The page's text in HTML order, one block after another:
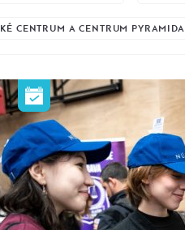
CENTRUM A CENTRUM PYRAMIDA